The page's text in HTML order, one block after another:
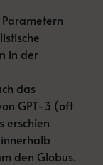
in der
das
GPT-3 (oft
erschien
den Globus.